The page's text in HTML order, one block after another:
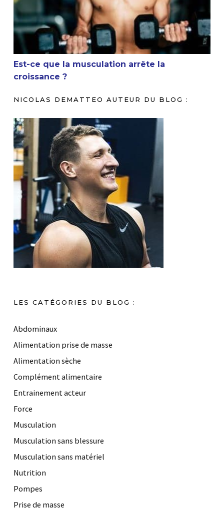
Est-ce que la musculation arrête la
croissance ?
NICOLAS DEMATTEO AUTEUR DU BLOG :
LES CATÉGORIES DU BLOG :
Abdominaux
Alimentation prise de masse
Alimentation sèche
Complément alimentaire
Entrainement acteur
Force
Musculation
Musculation sans blessure
Musculation sans matériel
Nutrition
Pompes
Prise de masse